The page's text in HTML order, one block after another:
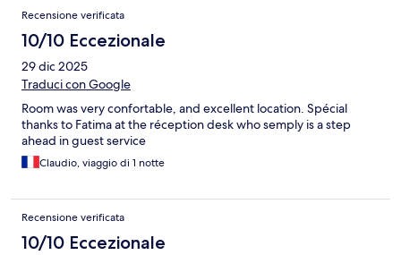
Recensione verificata
10/10 Eccezionale
29 dic 2025
Traduci con Google
Room was very confortable, and excellent location. Spécial
thanks to Fatima at the réception desk who semply is a step
ahead in guest service
Claudio, viaggio di 1 notte
Recensione verificata
10/10 Eccezionale